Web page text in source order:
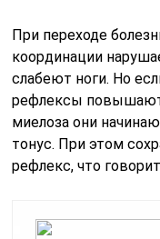
При переходе
координации
слабеют ноги. Но
рефлексы
миелоза они
тонус. При этом
рефлекс, что